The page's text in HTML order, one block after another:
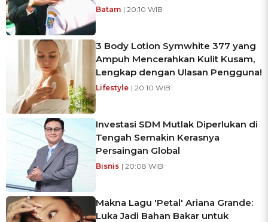
Batam | 20:10 WIB
3 Body Lotion Symwhite 377 yang
Ampuh Mencerahkan Kulit Kusam,
Lengkap dengan Ulasan Pengguna!
Lifestyle | 20:10 WIB
Investasi SDM Mutlak Diperlukan di
Tengah Semakin Kerasnya
Persaingan Global
Bisnis | 20:08 WIB
Makna Lagu 'Petal' Ariana Grande:
Luka Jadi Bahan Bakar untuk